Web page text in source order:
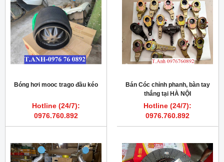
Bóng hơi mooc trago đầu kéo
Hotline (24/7):
0976.760.892
Bán Cóc chỉnh phanh, bàn tay
thắng tại HÀ NỘI
Hotline (24/7):
0976.760.892